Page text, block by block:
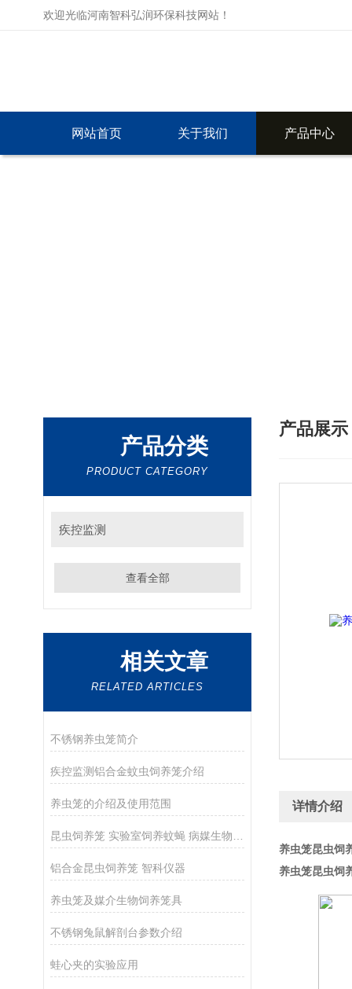
欢迎光临河南智科弘润环保科技网站！
网站首页 关于我们 产品中心
产品分类
PRODUCT CATEGORY
疾控监测
查看全部
相关文章
RELATED ARTICLES
不锈钢养虫笼简介
疾控监测铝合金蚊虫饲养笼介绍
养虫笼的介绍及使用范围
铝合金昆虫饲养笼 智科仪器
养虫笼及媒介生物饲养笼具
不锈钢兔鼠解剖台参数介绍
蛙心夹的实验应用
产品展示
详情介绍
养虫笼昆虫饲
养虫笼昆虫饲